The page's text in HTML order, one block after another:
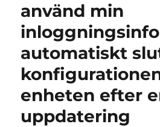
använd min
automatiskt
enheten efter
uppdatering